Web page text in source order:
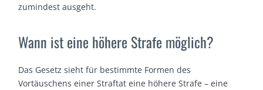
zumindest ausgeht.
Wann ist eine höhere Strafe möglich?
Das Gesetz sieht für bestimmte Formen des
Vortäuschens einer Straftat eine höhere Strafe – eine